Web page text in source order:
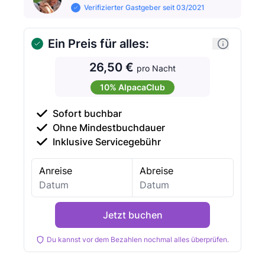
Verifizierter Gastgeber seit 03/2021
Ein Preis für alles:
26,50 € pro Nacht
10% AlpacaClub
Sofort buchbar
Ohne Mindestbuchdauer
Inklusive Servicegebühr
Anreise Abreise
Jetzt buchen
Du kannst vor dem Bezahlen nochmal alles überprüfen.